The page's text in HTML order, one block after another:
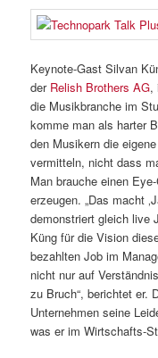
Keynote-Gast Silvan
der Relish Brothers AG,
die Musikbranche im
komme man als harter
den Musikern die
vermitteln, nicht dass
Man brauche einen
erzeugen. „Das macht
demonstriert gleich live
Küng für die Vision
bezahlten Job im
nicht nur auf
zu Bruch“, berichtet er.
Unternehmen seine
was er im Wirtschafts-